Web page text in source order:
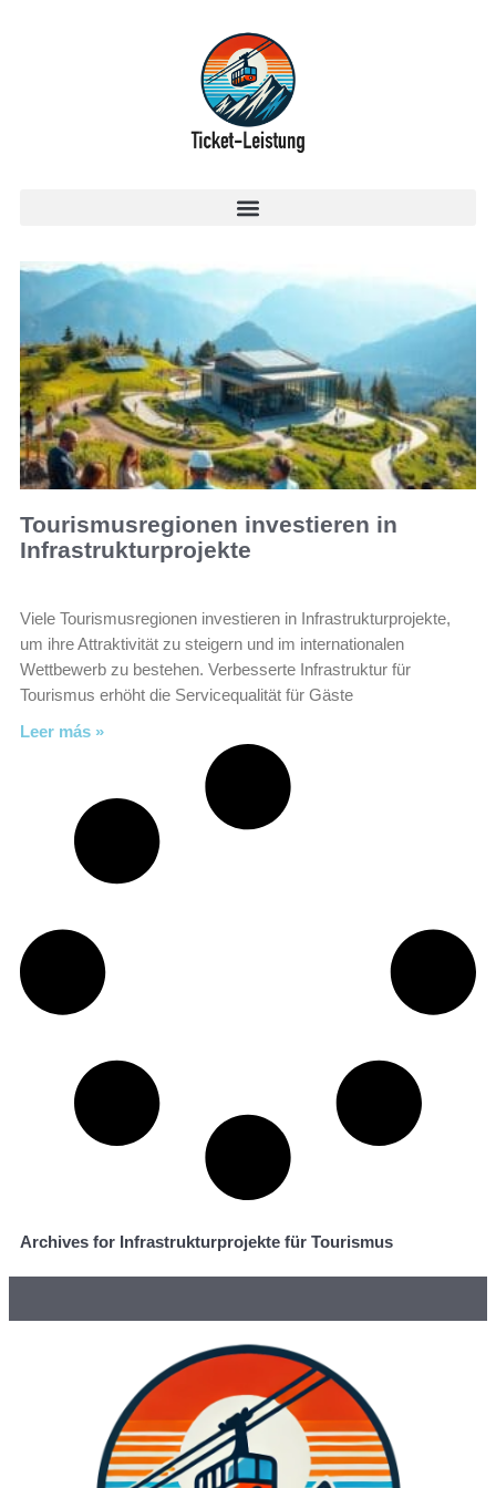
Tourismusregionen investieren in
Infrastrukturprojekte
Viele Tourismusregionen investieren in Infrastrukturprojekte,
um ihre Attraktivität zu steigern und im internationalen
Wettbewerb zu bestehen. Verbesserte Infrastruktur für
Tourismus erhöht die Servicequalität für Gäste
Leer más »
Archives for Infrastrukturprojekte für Tourismus